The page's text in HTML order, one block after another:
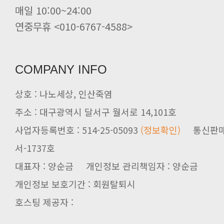
죽염두유 20%할인 인산가
매일 10:00~24:00
연중무휴 <010-6767-4588>
COMPANY INFO
상호 : 나노세상, 인산죽염
주소 : 대구광역시 달서구 월서로 14,101호
사업자등록번호 : 514-25-05093 (정보확인)
서-1737호
대표자 : 양순금 개인정보 관리책임자 : 양순금
개인정보 보호기간 : 회원탈퇴시
호스팅 제공자 :